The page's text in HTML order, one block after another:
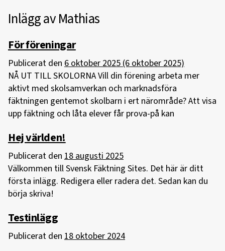
Inlägg av Mathias
För föreningar
Publicerat den 6 oktober 2025 (6 oktober 2025)
NÅ UT TILL SKOLORNA Vill din förening arbeta mer
aktivt med skolsamverkan och marknadsföra
fäktningen gentemot skolbarn i ert närområde? Att visa
upp fäktning och låta elever får prova-på kan
Hej världen!
Publicerat den 18 augusti 2025
Välkommen till Svensk Fäktning Sites. Det här är ditt
första inlägg. Redigera eller radera det. Sedan kan du
börja skriva!
Testinlägg
Publicerat den 18 oktober 2024